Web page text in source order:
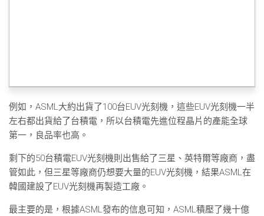
例如，ASML大約出貨了100台EUV光刻機，這些EUV光刻機一半
左右都出貨給了台積電，所以台積電先進位程晶片的產能全球
第一，良品率也高。
剩下的50台積電EUV光刻機則出售給了三星、英特爾等廠商，盡
管如此，但三星等廠商仍想要大量的EUV光刻機，結果ASML在
韓國建設了EUV光刻機再製造工廠。
最主要的是，根據ASML發布的信息可知，ASML積壓了幾十億